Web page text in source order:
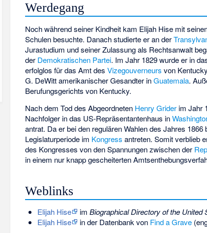
Werdegang
Noch während seiner Kindheit kam Elijah Hise mit
Schulen besuchte. Danach studierte er an der
Jurastudium und seiner Zulassung als Rechtsanwalt
der Demokratischen Partei. Im Jahr 1829 wurde er in
erfolglos für das Amt desVizegouverneurs von
G. DeWittamerikanischer Gesandter inGuatemala.
Berufungsgerichts von Kentucky.
Nach dem Tod des Abgeordneten Henry Grider im Jahr
Nachfolger in das US-Repräsentantenhaus in
antrat. Da er bei den regulären Wahlen des Jahres
Legislaturperiode im Kongress antreten. Somit verblieb
des Kongresses von den Spannungen zwischen der
in einem nur knapp gescheiterten
Weblinks
Elijah Hise im Biographical Directory of the United
Elijah Hise
in der Datenbank von Find a Grave